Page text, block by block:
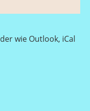
wie Outlook, iCal